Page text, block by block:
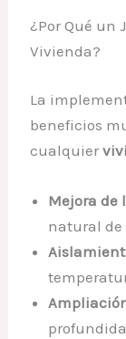
¿Por Qué un
Vivienda?
La
beneficios
cualquier
Mejora de
natural